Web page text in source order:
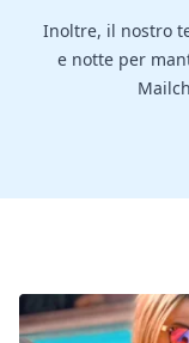
Inoltre, il nostro
e notte per